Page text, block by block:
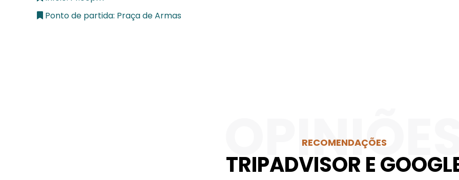
Ponto de partida: Praça de Armas
RECOMENDAÇÕES
TRIPADVISOR E